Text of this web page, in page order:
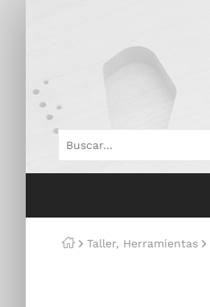
Taller, Herramientas